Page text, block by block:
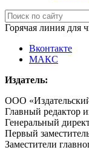
Горячая линия для
Вконтакте
МАКС
Издатель:
ООО
Главный редактор
Генеральный
Первый
Заместители